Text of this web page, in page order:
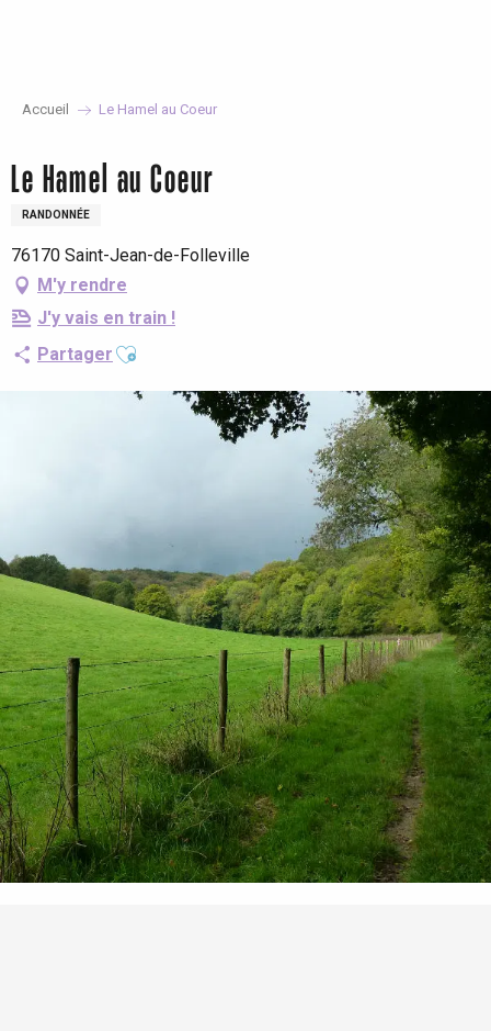
Accueil Le Hamel au Coeur
Le Hamel au Coeur
RANDONNÉE
76170 Saint-Jean-de-Folleville
M'y rendre
J'y vais en train !
Partager Ajouter aux favoris